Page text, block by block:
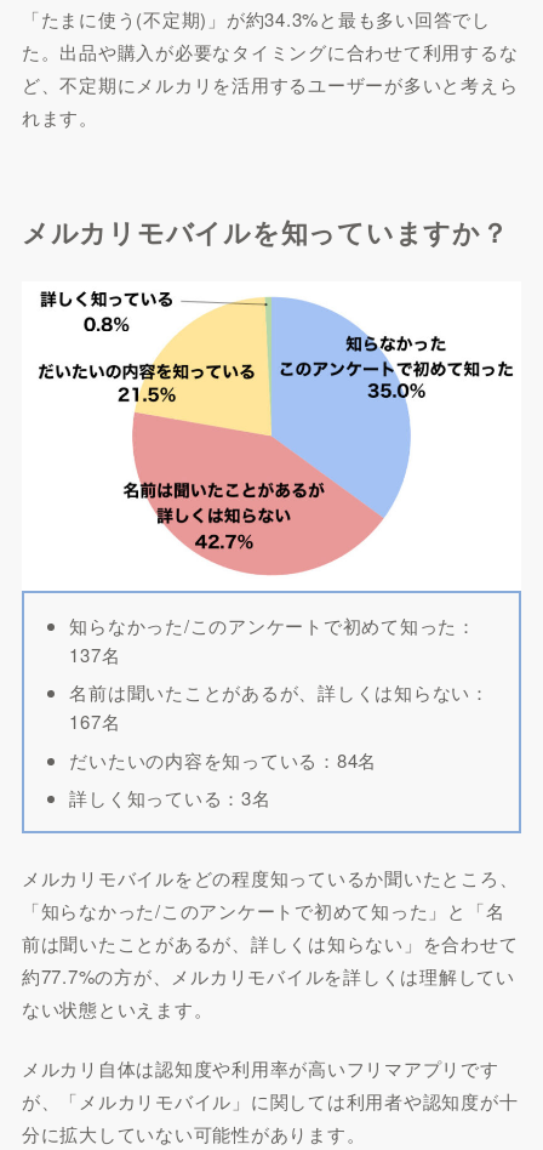
「たまに使う(不定期)」が約34.3%と最も多い回答でし
た。出品や購入が必要なタイミングに合わせて利用するな
ど、不定期にメルカリを活用するユーザーが多いと考えら
れます。
メルカリモバイルを知っていますか？
知らなかった/このアンケートで初めて知った：
137名
名前は聞いたことがあるが、詳しくは知らない：
167名
だいたいの内容を知っている：84名
詳しく知っている：3名
メルカリモバイルをどの程度知っているか聞いたところ、
「知らなかった/このアンケートで初めて知った」と「名
前は聞いたことがあるが、詳しくは知らない」を合わせて
約77.7%の方が、メルカリモバイルを詳しくは理解してい
ない状態といえます。
メルカリ自体は認知度や利用率が高いフリマアプリです
が、「メルカリモバイル」に関しては利用者や認知度が十
分に拡大していない可能性があります。